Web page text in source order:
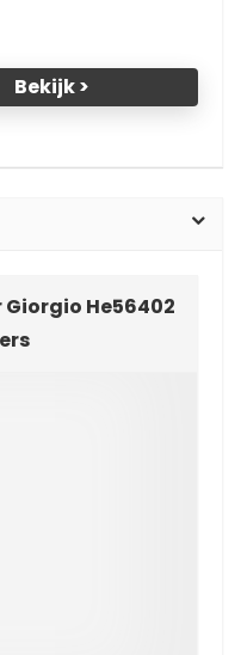
Bekijk >
He56402